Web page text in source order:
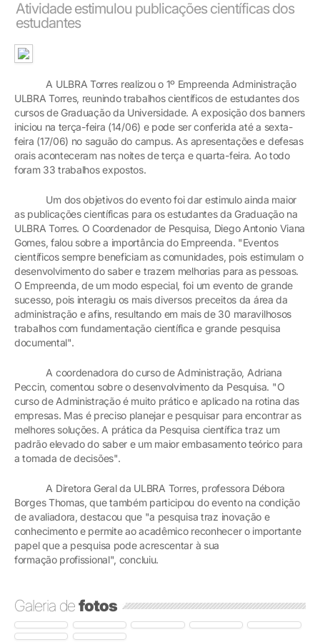
Atividade estimulou publicações científicas dos
estudantes
A ULBRA Torres realizou o 1º Empreenda Administração
ULBRA Torres, reunindo trabalhos científicos de estudantes dos
cursos de Graduação da Universidade. A exposição dos banners
iniciou na terça-feira (14/06) e pode ser conferida até a sexta-
feira (17/06) no saguão do campus. As apresentações e defesas
orais aconteceram nas noites de terça e quarta-feira. Ao todo
foram 33 trabalhos expostos.
Um dos objetivos do evento foi dar estimulo ainda maior
as publicações científicas para os estudantes da Graduação na
ULBRA Torres. O Coordenador de Pesquisa, Diego Antonio Viana
Gomes, falou sobre a importância do Empreenda. "Eventos
científicos sempre beneficiam as comunidades, pois estimulam o
desenvolvimento do saber e trazem melhorias para as pessoas.
O Empreenda, de um modo especial, foi um evento de grande
sucesso, pois interagiu os mais diversos preceitos da área da
administração e afins, resultando em mais de 30 maravilhosos
trabalhos com fundamentação científica e grande pesquisa
documental".
A coordenadora do curso de Administração, Adriana
Peccin, comentou sobre o desenvolvimento da Pesquisa. "O
curso de Administração é muito prático e aplicado na rotina das
empresas. Mas é preciso planejar e pesquisar para encontrar as
melhores soluções. A prática da Pesquisa científica traz um
padrão elevado do saber e um maior embasamento teórico para
a tomada de decisões".
A Diretora Geral da ULBRA Torres, professora Débora
Borges Thomas, que também participou do evento na condição
de avaliadora, destacou que "a pesquisa traz inovação e
conhecimento e permite ao acadêmico reconhecer o importante
papel que a pesquisa pode acrescentar à sua
formação profissional", concluiu.
Galeria defotos